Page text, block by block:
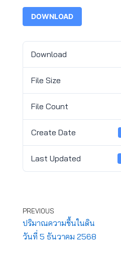
DOWNLOAD
Download
File Size
File Count
Create Date
Last Updated
PREVIOUS
ปริมาณความชื้นในดิน
วันที่ 5 ธันวาคม 2568